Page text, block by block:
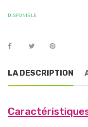
DISPONIBLE
LA DESCRIPTION